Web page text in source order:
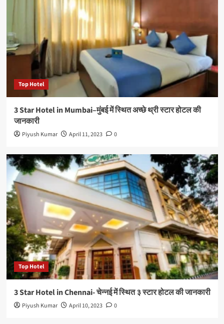
Top Hotel
3 Star Hotel in Mumbai–मुंबई में स्थित अच्छे थ्री स्टार होटल की
जानकारी
Piyush Kumar April 11, 2023 0
Top Hotel
3 Star Hotel in Chennai- चेन्नई में स्थित ३ स्टार होटल की जानकारी
Piyush Kumar April 10, 2023 0